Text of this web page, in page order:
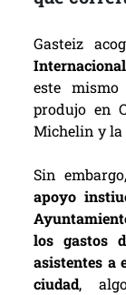
Gasteiz
este
produjo en
Michelin y la
Sin
apoyo
los gastos
asistentes a
ciudad,